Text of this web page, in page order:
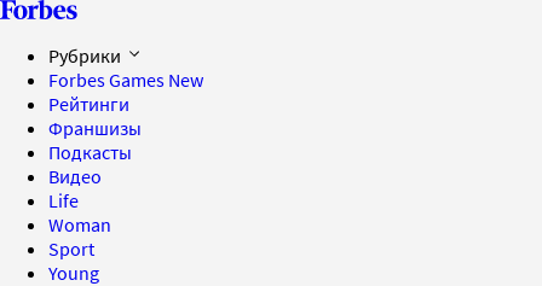
Рубрики
Forbes Games New
Рейтинги
Франшизы
Подкасты
Видео
Life
Woman
Sport
Young